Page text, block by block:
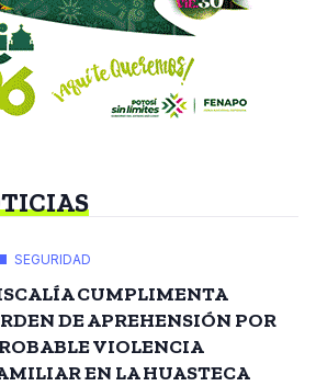
SEGURIDAD
CUMPLIMENTA
DE APREHENSIÓN POR
VIOLENCIA
EN LA HUASTECA